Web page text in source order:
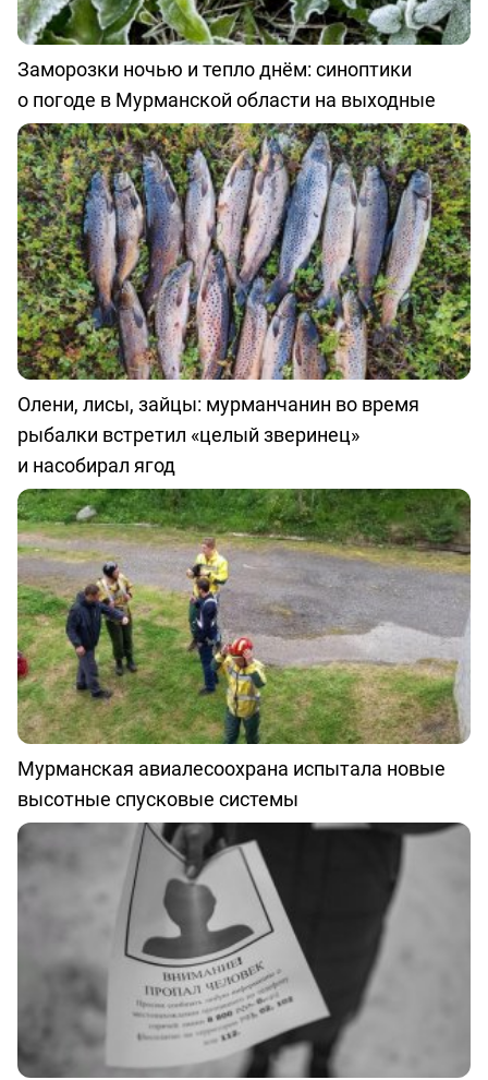
Заморозки ночью и тепло днём: синоптики
о погоде в Мурманской области на выходные
Олени, лисы, зайцы: мурманчанин во время
рыбалки встретил «целый зверинец»
и насобирал ягод
Мурманская авиалесоохрана испытала новые
высотные спусковые системы